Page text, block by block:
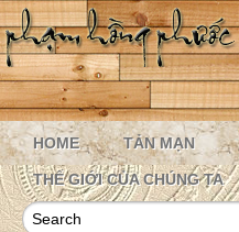
HOME TẢN MẠN
THẾ GIỚI CỦA CHÚNG TA